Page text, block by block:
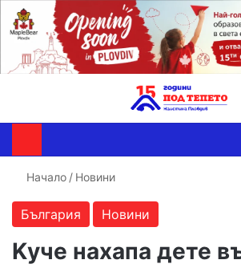
Начало / Новини
България Новини
Kуче нахапа дете